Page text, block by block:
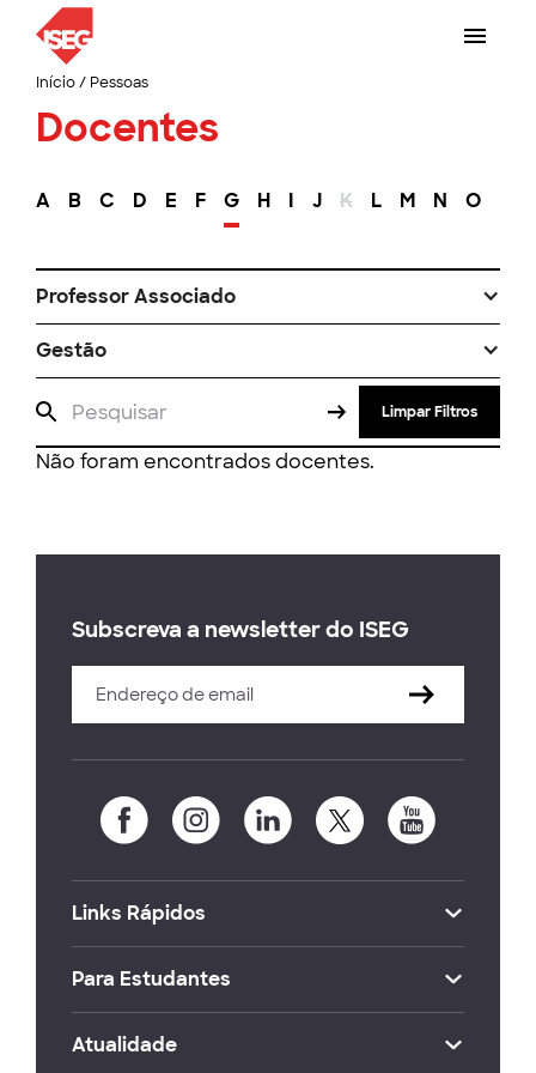
Início/ Pessoas
Docentes
A B C D E F G H I J K L M N O
Professor Associado
Gestão
Limpar Filtros
Não foram encontrados docentes.
Subscreva a newsletter do ISEG
Links Rápidos
Para Estudantes
Atualidade